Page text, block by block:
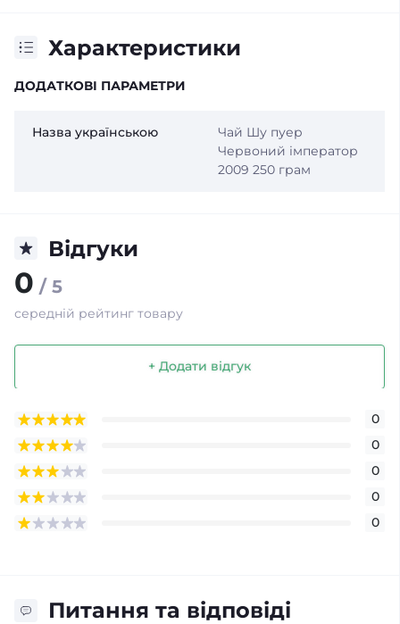
Характеристики
ДОДАТКОВІ ПАРАМЕТРИ
Назва українською
Чай Шу пуер
Червоний імператор
2009 250 грам
Відгуки
0 / 5
середній рейтинг товару
+ Додати відгук
0
0
0
0
0
Питання та відповіді